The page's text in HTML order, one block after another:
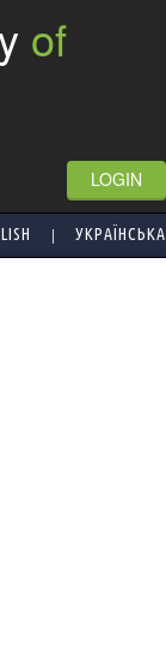
of
LOGIN
| УКРАЇНСЬКА